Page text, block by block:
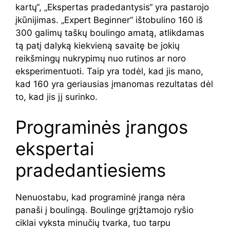
kartų“, „Ekspertas pradedantysis“ yra pastarojo
įkūnijimas. „Expert Beginner“ ištobulino 160 iš
300 galimų taškų boulingo amatą, atlikdamas
tą patį dalyką kiekvieną savaitę be jokių
reikšmingų nukrypimų nuo rutinos ar noro
eksperimentuoti. Taip yra todėl, kad jis mano,
kad 160 yra geriausias įmanomas rezultatas dėl
to, kad jis jį surinko.
Programinės įrangos
ekspertai
pradedantiesiems
Nenuostabu, kad programinė įranga nėra
panaši į boulingą. Boulinge grįžtamojo ryšio
ciklai vyksta minučių tvarka, tuo tarpu